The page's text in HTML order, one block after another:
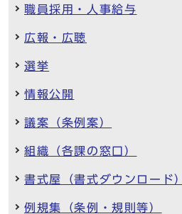
職員採用・人事給与
広報・広聴
選挙
情報公開
議案（条例案）
組織（各課の窓口）
書式屋（書式ダウンロード）
例規集（条例・規則等）